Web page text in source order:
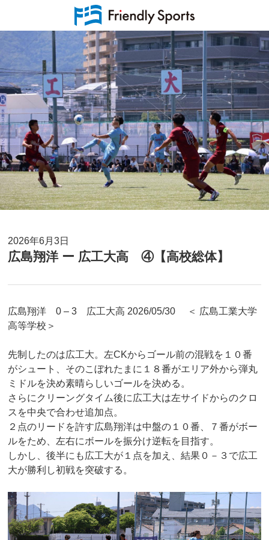
2026年6月3日
広島翔洋 ー 広工大高 ④【高校総体】
広島翔洋 0 – 3 広工大高 2026/05/30 ＜ 広島工業大学
高等学校＞
先制したのは広工大。左CKからゴール前の混戦を１０番
がシュート、そのこぼれたまに１８番がエリア外から弾丸
ミドルを決め素晴らしいゴールを決める。
さらにクリーングタイム後に広工大は左サイドからのクロ
スを中央で合わせ追加点。
２点のリードを許す広島翔洋は中盤の１０番、７番がボー
ルをため、左右にボールを振分け逆転を目指す。
しかし、後半にも広工大が１点を加え、結果０－３で広工
大が勝利し初戦を突破する。